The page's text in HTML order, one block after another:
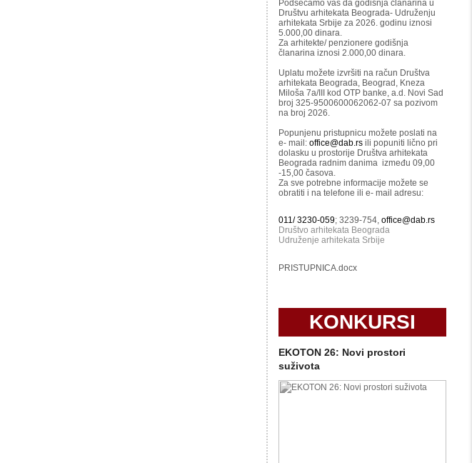
Podsećamo vas da godišnja članarina u
Društvu arhitekata Beograda- Udruženju
arhitekata Srbije za 2026. godinu iznosi
5.000,00 dinara.
Za arhitekte/ penzionere godišnja
članarina iznosi 2.000,00 dinara.
Uplatu možete izvršiti na račun Društva
arhitekata Beograda, Beograd, Kneza
Miloša 7a/III kod OTP banke, a.d. Novi Sad
broj 325-9500600062062-07 sa pozivom
na broj 2026.
Popunjenu pristupnicu možete poslati na
e- mail:office@dab.rs ili popuniti lično pri
dolasku u prostorije Društva arhitekata
Beograda radnim danima između 09,00
-15,00 časova.
Za sve potrebne informacije možete se
obratiti i na telefone ili e- mail adresu:
011/ 3230-059; 3239-754,office@dab.rs
Društvo arhitekata Beograda
Udruženje arhitekata Srbije
PRISTUPNICA.docx
KONKURSI
EKOTON 26: Novi prostori
suživota